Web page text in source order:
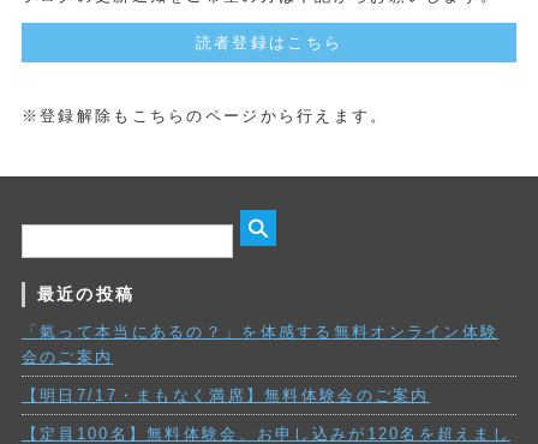
読者登録はこちら
※登録解除もこちらのページから行えます。
最近の投稿
「氣って本当にあるの？」を体感する無料オンライン体験
会のご案内
【明日7/17・まもなく満席】無料体験会のご案内
【定員100名】無料体験会、お申し込みが120名を超えまし